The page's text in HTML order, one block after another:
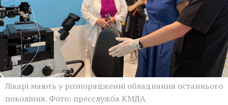
Лікарі мають у розпорядженні обладнання останнього
покоління. Фото: пресслужба КМДА